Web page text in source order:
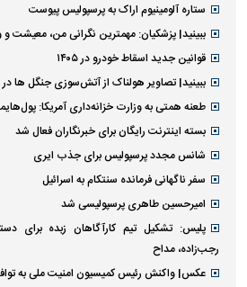
ستاره آلومینیوم اراک به پرسپولیس پیوست
ببینید| پزشکیان: مهمترین نگرانی من،
قوانین جدید اسقاط خودرو در ۱۴۰۵
ببینید| تصاویر هولناک از آتش‌سوزی جنگل ها در
طعنه همتی به وزارت خزانه‌داری آمریکا:
بسته اینترنت رایگان برای خبرنگاران فعال شد
شانس مجدد پرسپولیس برای جذب ایری
سفر ناگهانی فرمانده سنتکام به اسرائیل
امیرحسین طاهری پرسپولیسی شد
پلیس: تشکیل تیم کارآگاهان زبده برای
رجب‌زاده، مداح
عکس| واکنش رئیس کمیسیون امنیت ملی به